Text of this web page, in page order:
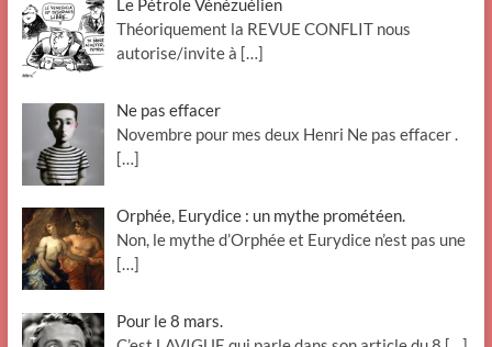
Le Pétrole Vénézuélien
Théoriquement la REVUE CONFLIT nous
autorise/invite à […]
Ne pas effacer
Novembre pour mes deux Henri Ne pas effacer .
[…]
Orphée, Eurydice : un mythe prométéen.
Non, le mythe d’Orphée et Eurydice n’est pas une
[…]
Pour le 8 mars.